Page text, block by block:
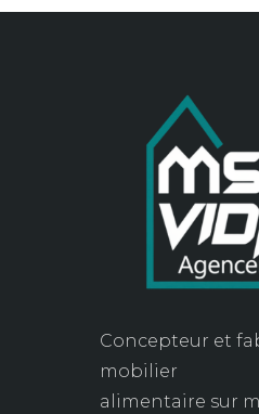
Concepteur et
mobilier
alimentaire sur